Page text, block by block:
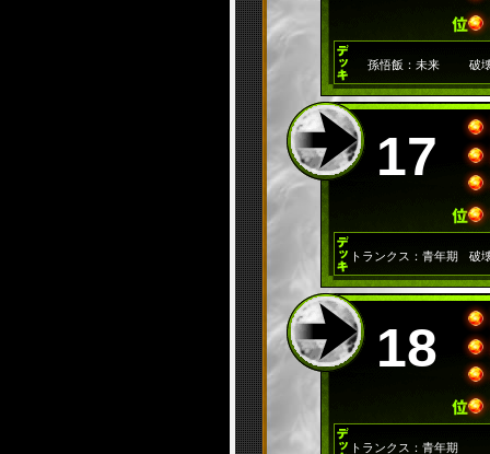
孫悟飯：未来 破
17
トランクス：青年期 破
18
トランクス：青年期